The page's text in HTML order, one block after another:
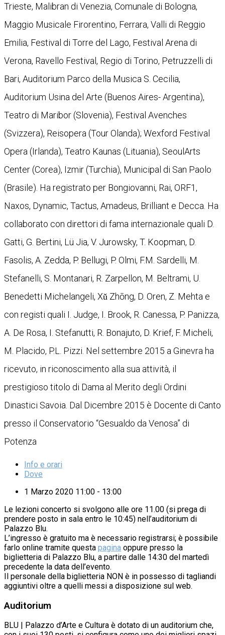
Trieste, Malibran di Venezia, Comunale di Bologna,
Maggio Musicale Firorentino, Ferrara, Valli di Reggio
Emilia, Festival di Torre del Lago, Festival Arena di
Verona, Ravello Festival, Regio di Torino, Petruzzelli di
Bari, Auditorium Parco della Musica S. Cecilia,
Auditorium Usina del Arte (Buenos Aires- Argentina),
Teatro di Maribor (Slovenia), Festival Avenches
(Svizzera), Reisopera (Tour Olanda); Wexford Festival
Opera (Irlanda), Teatro Kaunas (Lituania), SeoulArts
Center (Corea), Izmir (Turchia), Municipal di San Paolo
(Brasile). Ha registrato per Bongiovanni, Rai, ORF1,
Naxos, Dynamic, Tactus, Amadeus, Brilliant e Decca. Ha
collaborato con direttori di fama internazionale quali D.
Gatti, G. Bertini, Lü Jia, V. Jurowsky, T. Koopman, D.
Fasolis, A. Zedda, P. Bellugi, P. Olmi, F.M. Sardelli, M.
Stefanelli, S. Montanari, R. Zarpellon, M. Beltrami, U.
Benedetti Michelangeli, Xǔ Zhōng, D. Oren, Z. Mehta e
con registi quali I. Judge, I. Brook, R. Canessa, P. Panizza,
A. De Rosa, I. Stefanutti, R. Bonajuto, D. Krief, F. Micheli,
M. Placido, P.L. Pizzi. Nel settembre 2015 a Ginevra ha
ricevuto, in riconoscimento alla sua attività, il
prestigioso titolo di Dama al Merito degli Ordini
Dinastici Savoia. Dal Dicembre 2015 è Docente di Canto
presso il Conservatorio “Gesualdo da Venosa” di
Potenza
Info e orari
Dove
1 Marzo 2020 11:00 - 13:00
Le lezioni concerto si svolgono alle ore 11.00 (si prega di
prendere posto in sala entro le 10:45) nell’auditorium di
Palazzo Blu.
L’ingresso è gratuito ma è necessario registrarsi; è possibile
farlo online tramite questa pagina oppure presso la
biglietteria di Palazzo Blu, a partire dalle 14:30 del martedì
precedente la data dell’evento.
Il personale della biglietteria NON è in possesso di tagliandi
aggiuntivi oltre a quelli messi a disposizione sul web.
Auditorium
BLU | Palazzo d’Arte e Cultura è dotato di un auditorium che,